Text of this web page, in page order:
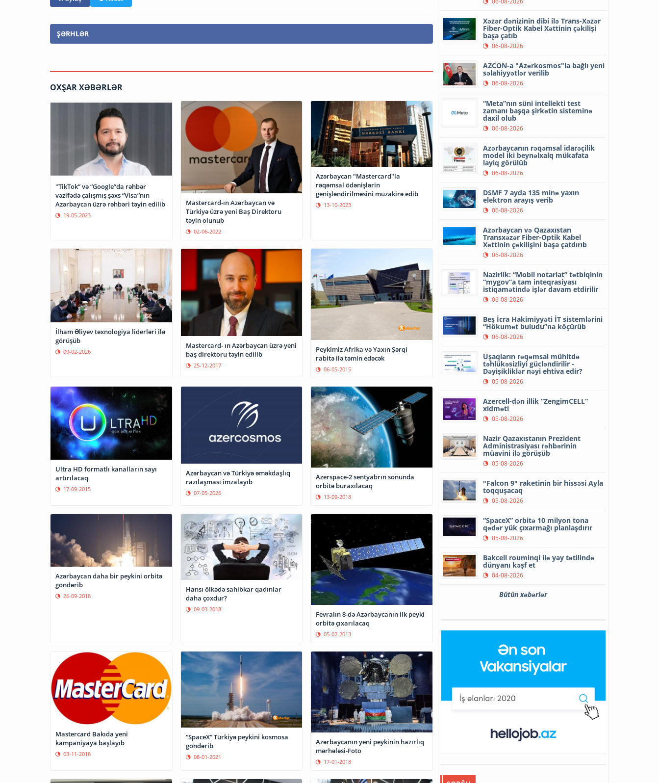
ŞƏRHLƏR
OXŞAR XƏBƏRLƏR
"TikTok” və “Google”da rəhbər
vəzifədə çalışmış şəxs “Visa”nın
Azərbaycan üzrə rəhbəri təyin edilib
19-05-2023
Mastercard-ın Azərbaycan və
Türkiyə üzrə yeni Baş Direktoru
təyin olunub
02-06-2022
Azərbaycan "Mastercard"la
rəqəmsal ödənişlərin
genişləndirilməsini müzakirə edib
13-10-2023
İlham Əliyev texnologiya liderləri ilə
görüşüb
09-02-2026
Mastercard- ın Azərbaycan üzrə yeni
baş direktoru təyin edilib
25-12-2017
Peykimiz Afrika və Yaxın Şərqi
rabitə ilə təmin edəcək
06-05-2015
Ultra HD formatlı kanalların sayı
artırılacaq
17-09-2015
Azərbaycan və Türkiyə əməkdaşlıq
razılaşması imzalayıb
07-05-2026
Azerspace-2 sentyabrın sonunda
orbitə buraxılacaq
13-09-2018
Azərbaycan daha bir peykini orbitə
göndərib
26-09-2018
Hansı ölkədə sahibkar qadınlar
daha çoxdur?
09-03-2018
Fevralın 8-də Azərbaycanın ilk peyki
orbitə çıxarılacaq
05-02-2013
Mastercard Bakıda yeni
kampaniyaya başlayıb
03-11-2016
“SpaceX” Türkiyə peykini kosmosa
göndərib
08-01-2021
Azərbaycanın yeni peykinin hazırlıq
mərhələsi-Foto
17-01-2018
Xəzər dənizinin dibi ilə Trans-Xəzər
Fiber-Optik Kabel Xəttinin çəkilişi
başa çatıb
06-08-2026
AZCON-a "Azərkosmos"la bağlı yeni
səlahiyyətlər verilib
06-08-2026
“Meta”nın süni intellekti test
zamanı başqa şirkətin sisteminə
daxil olub
06-08-2026
Azərbaycanın rəqəmsal idarəçilik
model iki beynəlxalq mükafata
layiq görülüb
06-08-2026
DSMF 7 ayda 135 minə yaxın
elektron arayış verib
06-08-2026
Azərbaycan və Qazaxıstan
Transxəzər Fiber-Optik Kabel
Xəttinin çəkilişini başa çatdırıb
06-08-2026
Nazirlik: “Mobil notariat” tətbiqinin
“mygov”a tam inteqrasiyası
istiqamətində işlər davam etdirilir
06-08-2026
Beş İcra Hakimiyyəti İT sistemlərini
“Hökumət buludu”na köçürüb
06-08-2026
Uşaqların rəqəmsal mühitdə
təhlükəsizliyi gücləndirilir -
Dəyişikliklər nəyi ehtiva edir?
05-08-2026
Azercell-dən illik “ZengimCELL”
xidməti
05-08-2026
Nazir Qazaxıstanın Prezident
Administrasiyası rəhbərinin
müavini ilə görüşüb
05-08-2026
"Falcon 9" raketinin bir hissəsi Ayla
toqquşacaq
05-08-2026
“SpaceX” orbitə 10 milyon tona
qədər yük çıxarmağı planlaşdırır
05-08-2026
Bakcell rouminqi ilə yay tətilində
dünyanı kəşf et
04-08-2026
Bütün xəbərlər